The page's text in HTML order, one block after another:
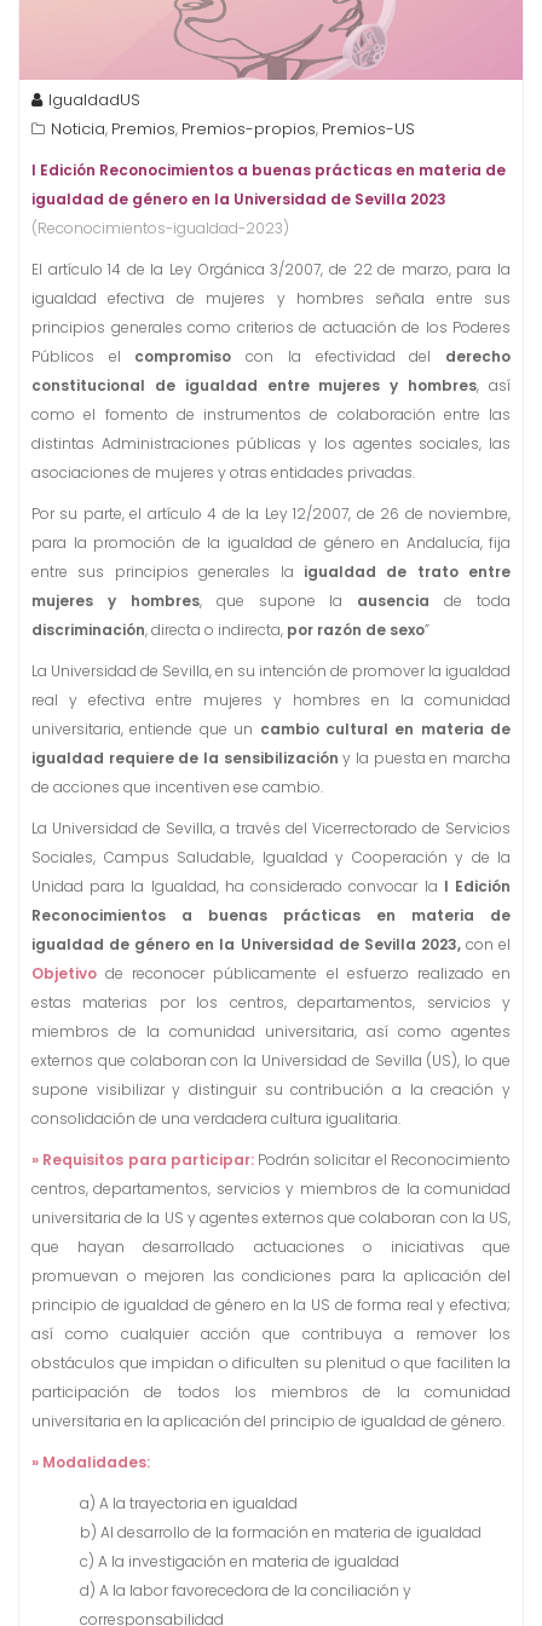
IgualdadUS
Noticia, Premios, Premios-propios, Premios-US
I Edición Reconocimientos a buenas prácticas en materia de
igualdad de género en la Universidad de Sevilla 2023
(Reconocimientos-igualdad-2023)
El artículo 14 de la Ley Orgánica 3/2007, de 22 de marzo, para la
igualdad efectiva de mujeres y hombres señala entre sus
principios generales como criterios de actuación de los Poderes
Públicos el compromiso con la efectividad del derecho
constitucional de igualdad entre mujeres y hombres, así
como el fomento de instrumentos de colaboración entre las
distintas Administraciones públicas y los agentes sociales, las
asociaciones de mujeres y otras entidades privadas.
Por su parte, el artículo 4 de la Ley 12/2007, de 26 de noviembre,
para la promoción de la igualdad de género en Andalucía, fija
entre sus principios generales la igualdad de trato entre
mujeres y hombres, que supone la ausencia de toda
discriminación, directa o indirecta, por razón de sexo”
La Universidad de Sevilla, en su intención de promover la igualdad
real y efectiva entre mujeres y hombres en la comunidad
universitaria, entiende que un cambio cultural en materia de
igualdad requiere de la sensibilización y la puesta en marcha
de acciones que incentiven ese cambio.
La Universidad de Sevilla, a través del Vicerrectorado de Servicios
Sociales, Campus Saludable, Igualdad y Cooperación y de la
Unidad para la Igualdad, ha considerado convocar la I Edición
Reconocimientos a buenas prácticas en materia de
igualdad de género en la Universidad de Sevilla 2023, con el
Objetivode reconocer públicamente el esfuerzo realizado en
estas materias por los centros, departamentos, servicios y
miembros de la comunidad universitaria, así como agentes
externos que colaboran con la Universidad de Sevilla (US), lo que
supone visibilizar y distinguir su contribución a la creación y
consolidación de una verdadera cultura igualitaria.
» Requisitos para participar:Podrán solicitar el Reconocimiento
centros, departamentos, servicios y miembros de la comunidad
universitaria de la US y agentes externos que colaboran con la US,
que hayan desarrollado actuaciones o iniciativas que
promuevan o mejoren las condiciones para la aplicación del
principio de igualdad de género en la US de forma real y efectiva;
así como cualquier acción que contribuya a remover los
obstáculos que impidan o dificulten su plenitud o que faciliten la
participación de todos los miembros de la comunidad
universitaria en la aplicación del principio de igualdad de género.
» Modalidades:
a) A la trayectoria en igualdad
b) Al desarrollo de la formación en materia de igualdad
c) A la investigación en materia de igualdad
d) A la labor favorecedora de la conciliación y
corresponsabilidad